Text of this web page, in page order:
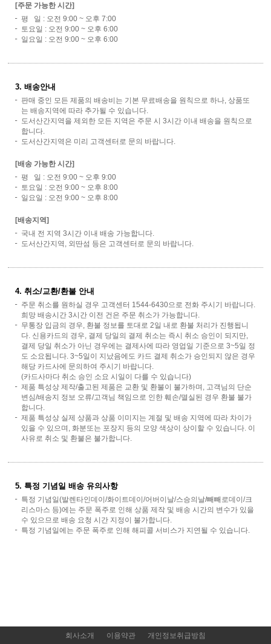
[주문 가능한 시간]
평 일 : 오전 9:00 ~ 오후 7:00
토요일 : 오전 9:00 ~ 오후 6:00
일요일 : 오전 9:00 ~ 오후 6:00
3. 배송안내
판매 중인 모든 제품의 배송비는 기본 무료배송을 원칙으로 하나, 상품또
는 배송지역에 따라 추가될 수 있습니다.
도서산간지역을 제외한 모든 지역은 주문 시 3시간 이내 배송을 원칙으로
합니다.
도서산간지역은 미리 고객센터로 문의 바랍니다.
[배송 가능한 시간]
평 일 : 오전 9:00 ~ 오후 9:00
토요일 : 오전 9:00 ~ 오후 8:00
일요일 : 오전 9:00 ~ 오후 8:00
[배송지역]
국내 전 지역 3시간 이내 배송 가능합니다.
도서산간지역, 외딴섬 등은 고객센터로 문의 바랍니다.
4. 취소/교환/환불 안내
주문 취소를 원하실 경우 고객센터 1544-6430으로 전화 주시기 바랍니다.
희망 배송시간 3시간 이전 건은 주문 취소가 가능합니다.
무통장 입금의 경우, 환불 정보를 토대로 2일 내로 환불 처리가 진행됩니
다. 신용카드의 경우, 결제 당일의 결제 취소는 즉시 취소 승인이 되지만,
결제 당일 취소가 아닌 경우에는 결제사에 따라 영업일 기준으로 3~5일 정
도 소요됩니다. 3~5일이 지났음에도 카드 결제 취소가 승인되지 않은 경우
해당 카드사에 문의하여 주시기 바랍니다.
(카드사마다 취소 승인 소요 시일이 다를 수 있습니다)
제품 특성상 제작/출고된 제품은 교환 및 환불이 불가하며, 고객님의 단순
변심/배송지 정보 오류/고객님 책임으로 인한 훼손/멸실된 경우 환불 불가
합니다.
제품 특성상 실제 상품과 상품 이미지는 계절 및 배송 지역에 따라 차이가
있을 수 있으며, 화분또는 포장지 등의 모양 색상이 상이할 수 있습니다. 이
사유로 취소 및 환불은 불가합니다.
5. 특정 기념일 배송 유의사항
특정 기념일(발렌타인데이/화이트데이/어버이날/스승의날/빼빼로데이/크
리스마스 등)에는 주문 폭주로 인해 상품 제작 및 배송 시간의 변수가 있을
수 있으므로 배송 요청 시간 지정이 불가합니다.
특정 기념일에는 주문 폭주로 인해 해피콜 서비스가 지연될 수 있습니다.
회사소개 이용약관 개인정보취급방침